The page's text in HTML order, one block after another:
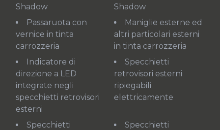
Shadow
Shadow
Passaruota con
vernice in tinta
carrozzeria
Maniglie esterne ed
altri particolari esterni
in tinta carrozzeria
Indicatore di
direzione a LED
integrate negli
specchietti retrovisori
esterni
Specchietti
retrovisori esterni
ripiegabili
elettricamente
Specchietti
Specchietti